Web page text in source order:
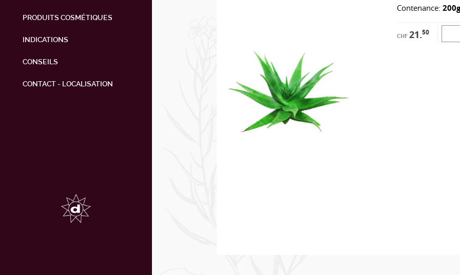
PRODUITS COSMÉTIQUES
INDICATIONS
CONSEILS
CONTACT - LOCALISATION
Contenance: 200g
CHF 21.50